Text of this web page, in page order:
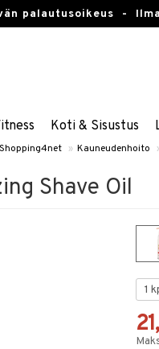
palautusoikeus -
Koti & Sisustus
Shopping4net » Kauneudenhoito
Shave Oil